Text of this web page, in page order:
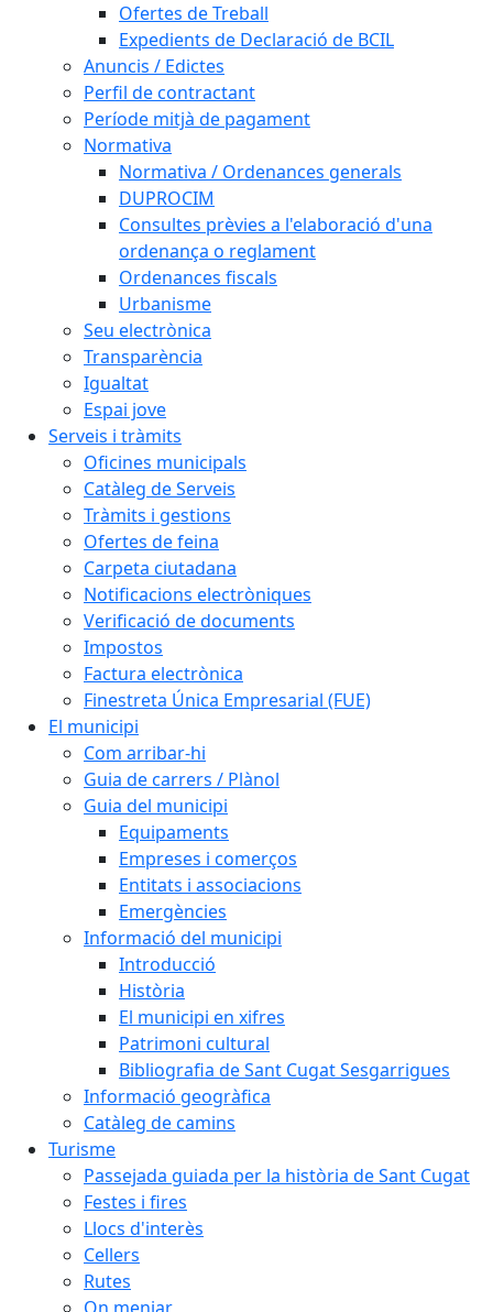
Ofertes de Treball
Expedients de Declaració de BCIL
Anuncis / Edictes
Perfil de contractant
Període mitjà de pagament
Normativa
Normativa / Ordenances generals
DUPROCIM
Consultes prèvies a l'elaboració d'una
ordenança o reglament
Ordenances fiscals
Urbanisme
Seu electrònica
Transparència
Igualtat
Espai jove
Serveis i tràmits
Oficines municipals
Catàleg de Serveis
Tràmits i gestions
Ofertes de feina
Carpeta ciutadana
Notificacions electròniques
Verificació de documents
Impostos
Factura electrònica
Finestreta Única Empresarial (FUE)
El municipi
Com arribar-hi
Guia de carrers / Plànol
Guia del municipi
Equipaments
Empreses i comerços
Entitats i associacions
Emergències
Informació del municipi
Introducció
Història
El municipi en xifres
Patrimoni cultural
Bibliografia de Sant Cugat Sesgarrigues
Informació geogràfica
Catàleg de camins
Turisme
Passejada guiada per la història de Sant Cugat
Festes i fires
Llocs d'interès
Cellers
Rutes